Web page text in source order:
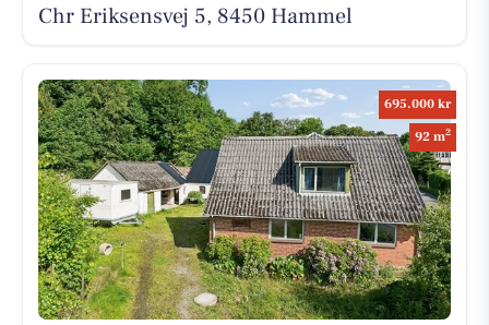
Chr Eriksensvej 5, 8450 Hammel
695.000 kr
92 m2